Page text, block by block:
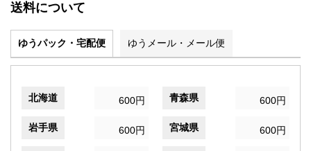
送料について
ゆうパック・宅配便 ゆうメール・メール便
北海道 600円 青森県 600円
岩手県 600円 宮城県 600円